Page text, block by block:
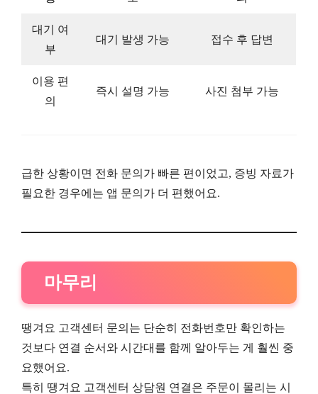
대기 여
부
대기 발생 가능 접수 후 답변
이용 편
의
즉시 설명 가능 사진 첨부 가능
급한 상황이면 전화 문의가 빠른 편이었고, 증빙 자료가
필요한 경우에는 앱 문의가 더 편했어요.
마무리
땡겨요 고객센터 문의는 단순히 전화번호만 확인하는
것보다 연결 순서와 시간대를 함께 알아두는 게 훨씬 중
요했어요.
특히 땡겨요 고객센터 상담원 연결은 주문이 몰리는 시